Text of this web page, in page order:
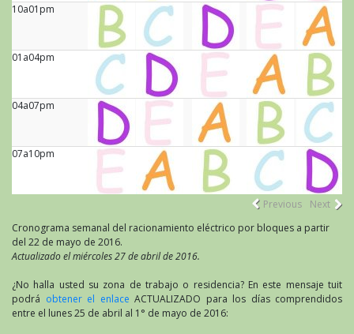
10a01pm
01a04pm
04a07pm
07a10pm
Previous
Next
Cronograma semanal del racionamiento eléctrico por bloques a partir
del 22 de mayo de 2016.
Actualizado el miércoles 27 de abril de 2016.
¿No halla usted su zona de trabajo o residencia? En este mensaje tuit
podrá obtener el enlace ACTUALIZADO para los días comprendidos
entre el lunes 25 de abril al 1° de mayo de 2016: